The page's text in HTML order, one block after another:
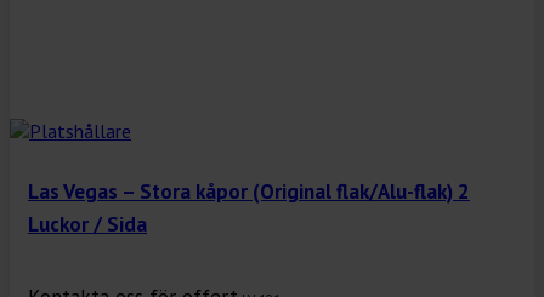
Las Vegas – Stora kåpor (Original flak/Alu-flak) 2
Luckor / Sida